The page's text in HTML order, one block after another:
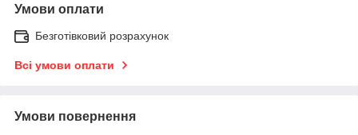
Умови оплати
Безготівковий розрахунок
Всі умови оплати
Умови повернення